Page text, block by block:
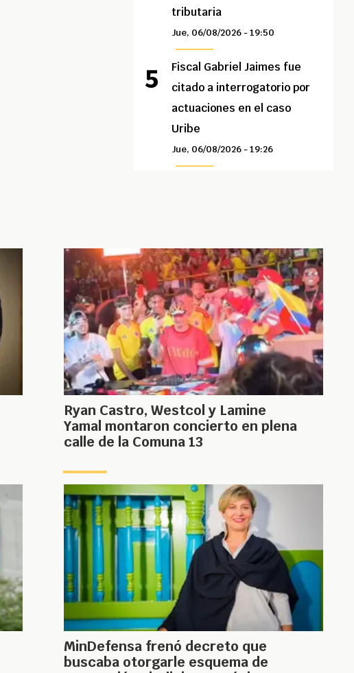
tributaria
Jue, 06/08/2026 - 19:50
Fiscal Gabriel Jaimes fue
citado a interrogatorio por
actuaciones en el caso
Uribe
Jue, 06/08/2026 - 19:26
Ryan Castro, Westcol y Lamine
Yamal montaron concierto en plena
calle de la Comuna 13
MinDefensa frenó decreto que
buscaba otorgarle esquema de